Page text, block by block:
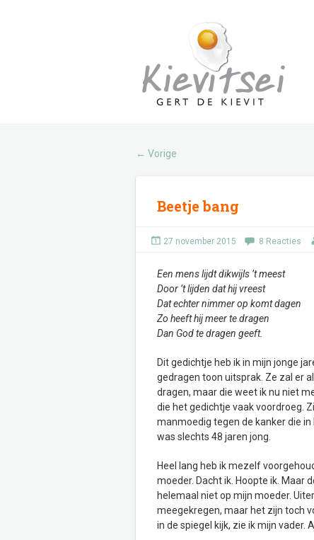
← Vorige
Beetje bang
27 november 2015 8 Reacties
Een mens lijdt dikwijls ’t meest
Door ’t lijden dat hij vreest
Dat echter nimmer op komt dagen
Zo heeft hij meer te dragen
Dan God te dragen geeft.
Dit gedichtje heb ik in mijn jonge
gedragen toon uitsprak. Ze zal er
dragen, maar die weet ik nu niet
die het gedichtje vaak voordroeg.
manmoedig tegen de kanker die
was slechts 48 jaren jong.
Heel lang heb ik mezelf
moeder. Dacht ik. Hoopte ik. Maar
helemaal niet op mijn moeder.
meegekregen, maar het zijn toch
in de spiegel kijk, zie ik mijn vader.